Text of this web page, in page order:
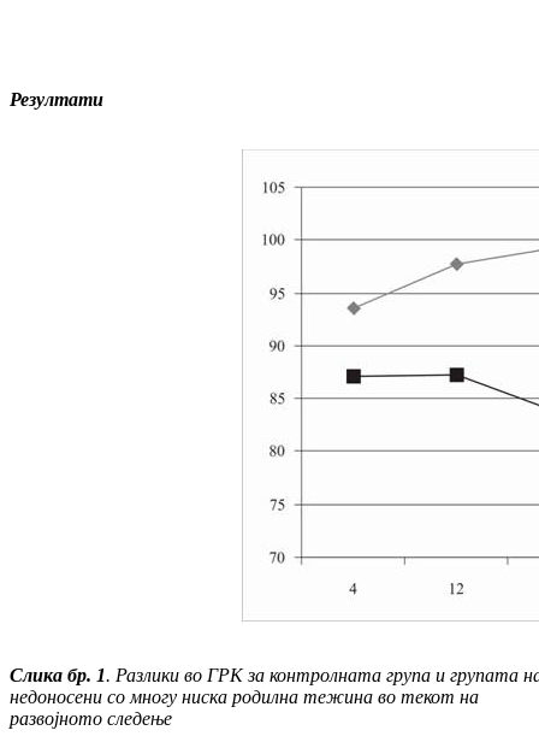
Резултати
Слика бр. 1. Разлики во ГРКза контролната група и групата
недоносени со многу ниска родилна тежина во текот на
развојното следење